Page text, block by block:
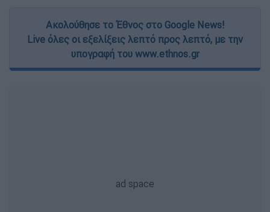
Ακολούθησε το Έθνος στο Google News!
Live όλες οι εξελίξεις λεπτό προς λεπτό, με την
υπογραφή του www.ethnos.gr